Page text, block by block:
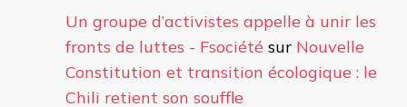
Un groupe d’activistes appelle à unir les
fronts de luttes - Fsociété sur Nouvelle
Constitution et transition écologique : le
Chili retient son souffle